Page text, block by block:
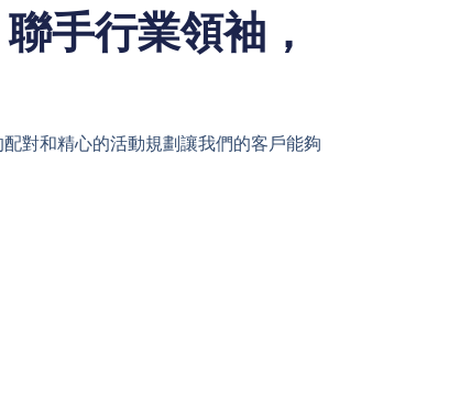
手行業領袖，
對和精心的活動規劃讓我們的客戶能夠